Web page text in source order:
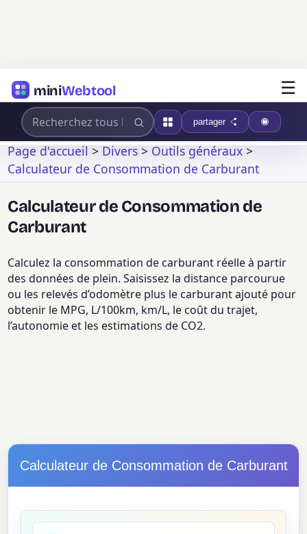
miniWebtool ☰
partager
Page d'accueil>Divers>Outils généraux>
Calculateur de Consommation de Carburant
Calculateur de Consommation de
Carburant
Calculez la consommation de carburant réelle à partir
des données de plein. Saisissez la distance parcourue
ou les relevés d’odomètre plus le carburant ajouté pour
obtenir le MPG, L/100km, km/L, le coût du trajet,
l’autonomie et les estimations de CO2.
Calculateur de Consommation de Carburant